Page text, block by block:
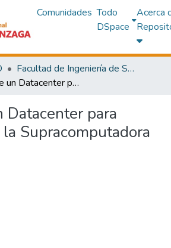
Comunidades Todo
DSpace
Acerca
Facultad de Ingeniería de Sistemas
Diseño de un Datacenter para implementar la Supracomputadora en la UNICA
Datacenter para
Supracomputadora